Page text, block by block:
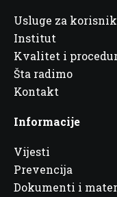
Usluge za
Institut
Kvalitet i
Šta radimo
Kontakt
Informacije
Vijesti
Prevencija
Dokumenti i